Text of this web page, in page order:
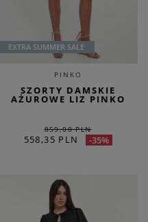
EXTRA SUMMER SALE
PINKO
SZORTY DAMSKIE
AŻUROWE LIZ PINKO
859,00 PLN
558,35 PLN -35%